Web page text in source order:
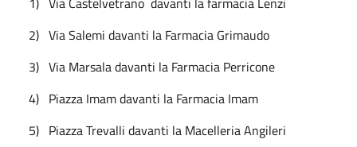
2) Via Salemi davanti la Farmacia Grimaudo
3) Via Marsala davanti la Farmacia Perricone
4) Piazza Imam davanti la Farmacia Imam
5) Piazza Trevalli davanti la Macelleria Angileri